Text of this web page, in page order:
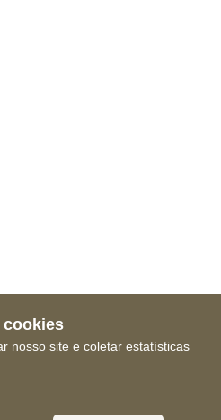
cookies
nosso site e coletar estatísticas